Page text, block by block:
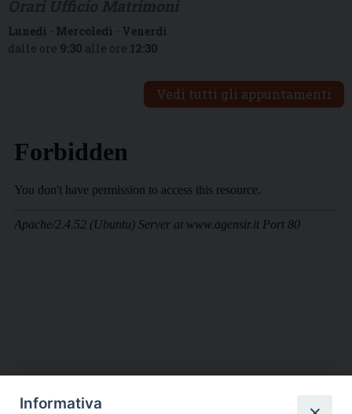
Lunedì - Mercoledì - Venerdì
dalle ore 9:30 alle ore 12:30
Vedi tutti gli appuntamenti
Informativa